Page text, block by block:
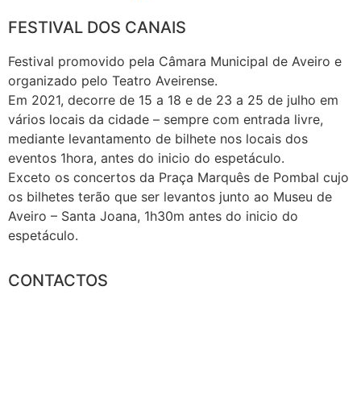
FESTIVAL DOS CANAIS
Festival promovido pela Câmara Municipal de Aveiro e
organizado pelo Teatro Aveirense.
Em 2021, decorre de 15 a 18 e de 23 a 25 de julho em
vários locais da cidade – sempre com entrada livre,
mediante levantamento de bilhete nos locais dos
eventos 1hora, antes do inicio do espetáculo.
Exceto os concertos da Praça Marquês de Pombal cujo
os bilhetes terão que ser levantos junto ao Museu de
Aveiro – Santa Joana, 1h30m antes do inicio do
espetáculo.
CONTACTOS